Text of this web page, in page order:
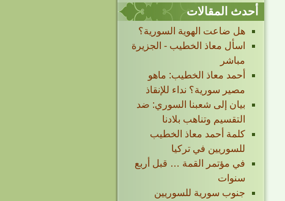
أحدث المقالات
هل ضاعت الهوية السورية؟
اسأل معاذ الخطيب - الجزيرة
مباشر
أحمد معاذ الخطيب: ماهو
مصير سورية؟ نداء للإنقاذ
بيان إلى شعبنا السوري: ضد
التقسيم وتناهب بلادنا
كلمة أحمد معاذ الخطيب
للسوريين في تركيا
في مؤتمر القمة … قبل أربع
سنوات
جنوب سورية للسوريين